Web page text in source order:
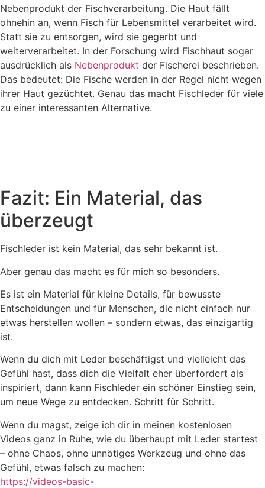
Nebenprodukt der Fischverarbeitung. Die Haut fällt
ohnehin an, wenn Fisch für Lebensmittel verarbeitet wird.
Statt sie zu entsorgen, wird sie gegerbt und
weiterverarbeitet. In der Forschung wird Fischhaut sogar
ausdrücklich als Nebenprodukt der Fischerei beschrieben.
Das bedeutet: Die Fische werden in der Regel nicht wegen
ihrer Haut gezüchtet. Genau das macht Fischleder für viele
zu einer interessanten Alternative.
Fazit: Ein Material, das
überzeugt
Fischleder ist kein Material, das sehr bekannt ist.
Aber genau das macht es für mich so besonders.
Es ist ein Material für kleine Details, für bewusste
Entscheidungen und für Menschen, die nicht einfach nur
etwas herstellen wollen – sondern etwas, das einzigartig
ist.
Wenn du dich mit Leder beschäftigst und vielleicht das
Gefühl hast, dass dich die Vielfalt eher überfordert als
inspiriert, dann kann Fischleder ein schöner Einstieg sein,
um neue Wege zu entdecken. Schritt für Schritt.
Wenn du magst, zeige ich dir in meinen kostenlosen
Videos ganz in Ruhe, wie du überhaupt mit Leder startest
– ohne Chaos, ohne unnötiges Werkzeug und ohne das
Gefühl, etwas falsch zu machen:
https://videos-basic-